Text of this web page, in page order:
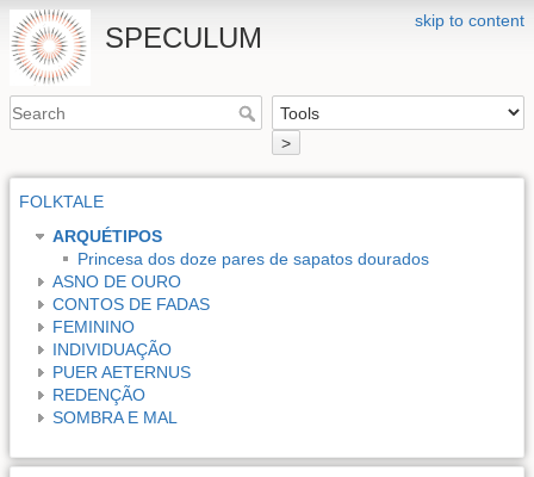
skip to content
SPECULUM
>
FOLKTALE
ARQUÉTIPOS
Princesa dos doze pares de sapatos dourados
ASNO DE OURO
CONTOS DE FADAS
FEMININO
INDIVIDUAÇÃO
PUER AETERNUS
REDENÇÃO
SOMBRA E MAL